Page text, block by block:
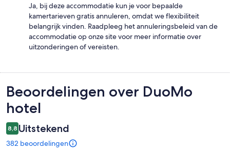
Ja, bij deze accommodatie kun je voor bepaalde
kamertarieven gratis annuleren, omdat we flexibiliteit
belangrijk vinden. Raadpleeg het annuleringsbeleid van de
accommodatie op onze site voor meer informatie over
uitzonderingen of vereisten.
Beoordelingen
Beoordelingen over DuoMo
hotel
8,8 Uitstekend
382 beoordelingen